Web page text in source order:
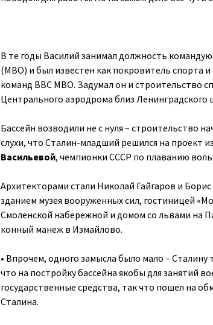
В те годы Василий занимал должность
(МВО) и был известен как покровитель спорта
команд ВВС МВО. Задумал он и строительство
Центрального аэродрома близ Ленинградского
Бассейн возводили не с нуля – строительство
слухи, что Сталин-младший решился на проект
Васильевой, чемпионки СССР по плаванию
Архитекторами стали Николай Гайгаров и
зданием музея вооруженных сил, гостиницей
Смоленской набережной и домом со львами на
конный манеж в Измайлово.
• Впрочем, одного замысла было мало –
что на постройку бассейна якобы для занятий
государственные средства, так что пошел на
Сталина.